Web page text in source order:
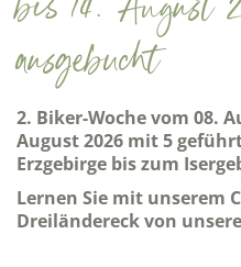
bis 14. August
ausgebucht
2. Biker-Woche vom 08.
August 2026 mit 5
Erzgebirge bis zum
Lernen Sie mit unserem
Dreiländereck von